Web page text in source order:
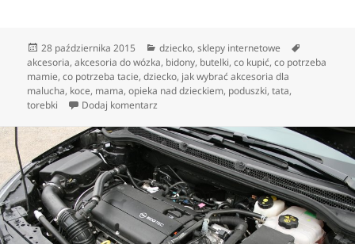
Data
publikacji
28 października 2015 Kategorie
dziecko,sklepy internetowe
akcesoria,akcesoria do wózka, bidony, butelki,co kupić,co potrzeba
mamie,co potrzeba tacie,dziecko, jak wybrać akcesoria dla
malucha, koce, mama,opieka nad dzieckiem, poduszki,tata,
torebki
Dodaj komentarz